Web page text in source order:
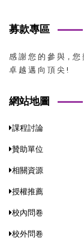
募款專區
感 謝 您 的 參 與，您
卓 越 邁 向 頂 尖 !
網站地圖
課程討論
贊助單位
相關資源
授權推薦
校內問卷
校外問卷